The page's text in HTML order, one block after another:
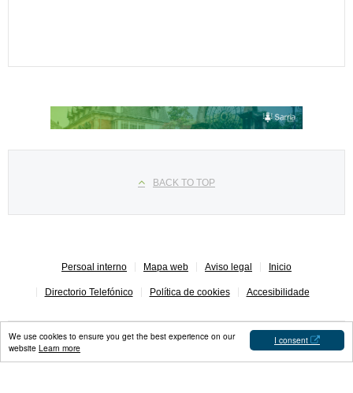
I consent
We use cookies to ensure you get the best experience on our
website Learn more
BACK TO TOP
Persoal interno Mapa web Aviso legal Inicio
Directorio Telefónico Política de cookies Accesibilidade